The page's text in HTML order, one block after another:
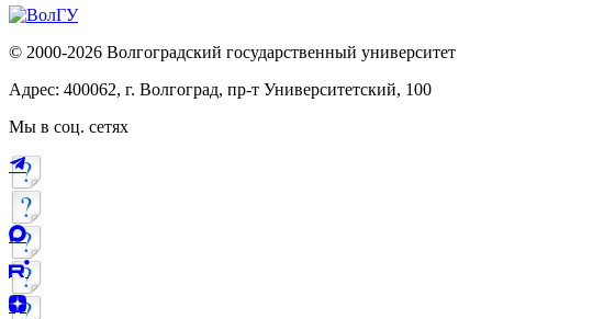
© 2000-2026 Волгоградский государственный университет
Адрес: 400062, г. Волгоград, пр-т Университетский, 100
Мы в соц. сетях